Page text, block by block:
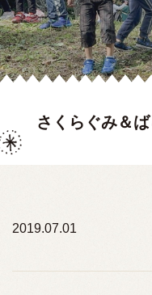
さくらぐみ＆
2019.07.01